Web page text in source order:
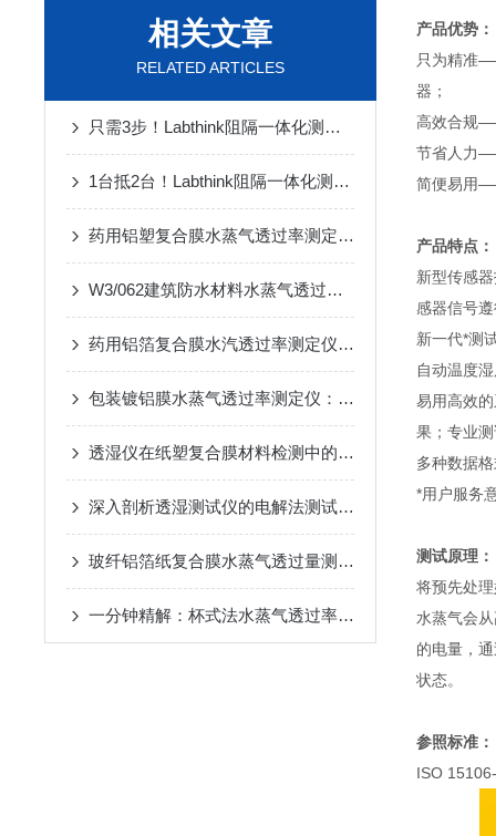
相关文章
RELATED ARTICLES
只需3步！Labthink阻隔一体化测试仪器选型指南
1台抵2台！Labthink阻隔一体化测试仪器家族重磅发布
药用铝塑复合膜水蒸气透过率测定仪：简介与应用重要性
W3/062建筑防水材料水蒸气透过量测定仪的专业技术解析
药用铝箔复合膜水汽透过率测定仪：简介与参数
包装镀铝膜水蒸气透过率测定仪：简介与应用
透湿仪在纸塑复合膜材料检测中的应用与技术解析
深入剖析透湿测试仪的电解法测试原理
玻纤铝箔纸复合膜水蒸气透过量测定仪——仪器概述
一分钟精解：杯式法水蒸气透过率测试仪的运作机理探析
产品优势：
只为精准
器；
高效合规
节省人力
简便易用
产品特点：
新型传感
感器信号
新一代*测
自动温度
易用高效
果；专业
多种数据
*用户服务
测试原理：
将预先处
水蒸气会
的电量，
状态。
参照标准：
ISO